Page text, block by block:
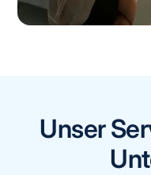
Unser